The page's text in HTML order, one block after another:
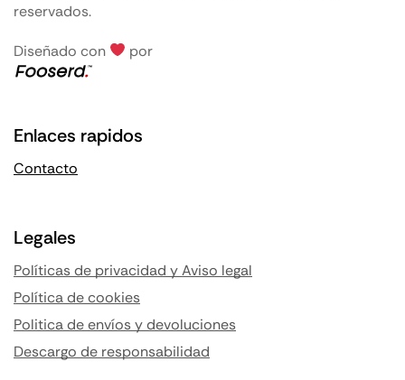
reservados.
Diseñado con por
Enlaces rapidos
Contacto
Legales
Políticas de privacidad y Aviso legal
Política de cookies
Politica de envíos y devoluciones
Descargo de responsabilidad